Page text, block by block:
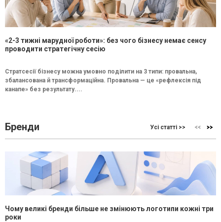
«2-3 тижні марудної роботи»: без чого бізнесу немає сенсу
проводити стратегічну сесію
Стратсесії бізнесу можна умовно поділити на 3 типи: провальна,
збалансована й трансформаційна. Провальна — це «рефлексія під
канапе» без результату....
Бренди Усі статті >>
Чому великі бренди більше не змінюють логотипи кожні три
роки